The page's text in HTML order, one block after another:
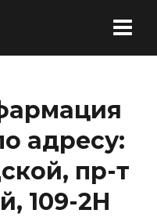
адресу:
пр-т
109-2H